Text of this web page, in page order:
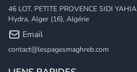
46 LOT. PETITE PROVENCE SIDI YAHIA
Hydra, Alger (16), Algérie
Email
contact@lespagesmaghreb.com